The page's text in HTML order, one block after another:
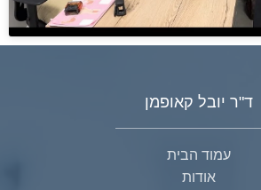
ד"ר יובל קאופמן
עמוד הבית
אודות